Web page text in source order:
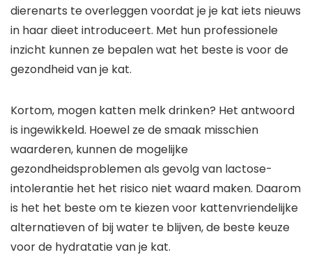
dierenarts te overleggen voordat je je kat iets nieuws
in haar dieet introduceert. Met hun professionele
inzicht kunnen ze bepalen wat het beste is voor de
gezondheid van je kat.
Kortom, mogen katten melk drinken? Het antwoord
is ingewikkeld. Hoewel ze de smaak misschien
waarderen, kunnen de mogelijke
gezondheidsproblemen als gevolg van lactose-
intolerantie het het risico niet waard maken. Daarom
is het het beste om te kiezen voor kattenvriendelijke
alternatieven of bij water te blijven, de beste keuze
voor de hydratatie van je kat.